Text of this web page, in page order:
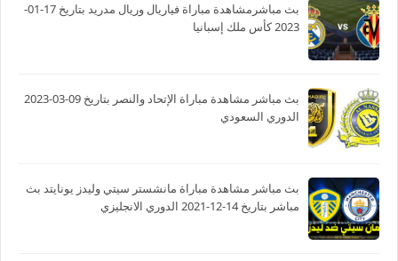
بث مباشرمشاهدة مباراة فياريال وريال مدريد بتاريخ 17-01-
2023 كأس ملك إسبانيا
بث مباشر مشاهدة مباراة الإتحاد والنصر بتاريخ 09-03-2023
الدوري السعودي
بث مباشر مشاهدة مباراة مانشستر سيتي وليدز يونايتد بث
مباشر بتاريخ 14-12-2021 الدوري الانجليزي